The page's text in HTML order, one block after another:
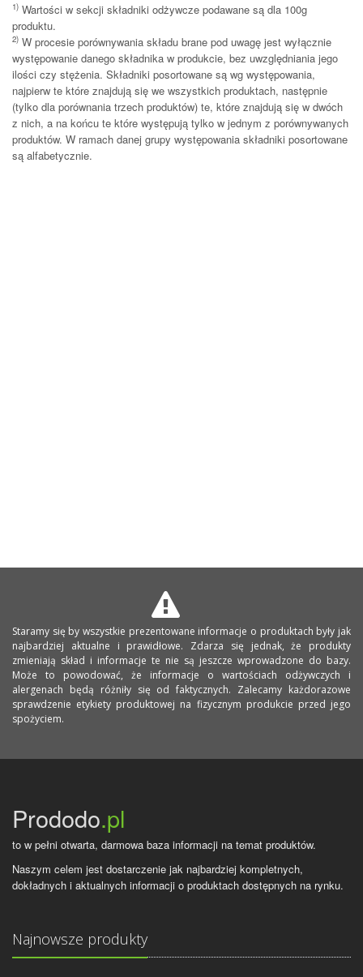
1) Wartości w sekcji składniki odżywcze podawane są dla 100g
produktu.
2) W procesie porównywania składu brane pod uwagę jest wyłącznie
występowanie danego składnika w produkcie, bez uwzględniania jego
ilości czy stężenia. Składniki posortowane są wg występowania,
najpierw te które znajdują się we wszystkich produktach, następnie
(tylko dla porównania trzech produktów) te, które znajdują się w dwóch
z nich, a na końcu te które występują tylko w jednym z porównywanych
produktów. W ramach danej grupy występowania składniki posortowane
są alfabetycznie.
Staramy się by wszystkie prezentowane informacje o produktach były jak
najbardziej aktualne i prawidłowe. Zdarza się jednak, że produkty
zmieniają skład i informacje te nie są jeszcze wprowadzone do bazy.
Może to powodować, że informacje o wartościach odżywczych i
alergenach będą różniły się od faktycznych. Zalecamy każdorazowe
sprawdzenie etykiety produktowej na fizycznym produkcie przed jego
spożyciem.
Prododo.pl
to w pełni otwarta, darmowa baza informacji na temat produktów.
Naszym celem jest dostarczenie jak najbardziej kompletnych,
dokładnych i aktualnych informacji o produktach dostępnych na rynku.
Najnowsze produkty